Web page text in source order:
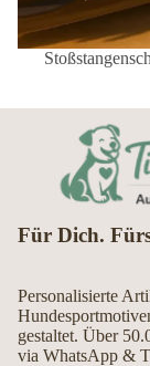
Für Dich.
Personalisierte
gestaltet. Über
via WhatsApp &